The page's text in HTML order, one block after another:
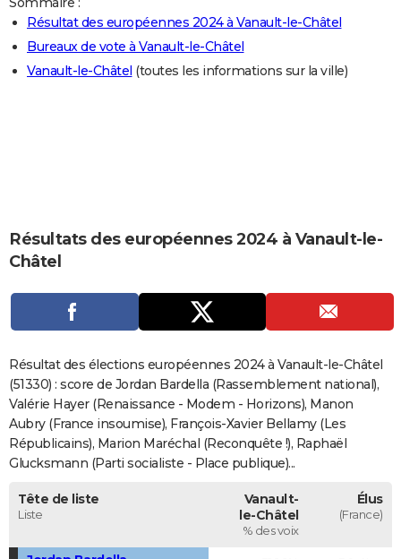
Guides de France
Escapades
Patrimoine
Expositions
Musées
Week-end nature
LIFESTYLE
Art de vivre
Bien-être
Loisirs
Mode
Modes de vie
CARTE DE VOEUX
Carte de Noël
Carte Bonne année
Carte Saint-Valentin
Carte Pâques
Carte d'anniversaire
Dictionnaire
Biographies
Expressions
Proverbes
PROGRAMME TV
S'inscrire
Se connecter
Lycées
Collèges
Primaires
Universités
Entreprises
Service militaire
Avis de recherche
AVIS DE DÉCÈS
FORUM
Bricolage
Lifestyle
Culture
SportAuto
Television
Voyage
Cinema
Résultat des européennes 2024 à Vanault-le-Châtel
Bureaux de vote à Vanault-le-Châtel
Vanault-le-Châtel (toutes les informations sur la ville)
Résultats des européennes 2024 à Vanault-le-
Châtel
Résultat des élections européennes 2024 à Vanault-le-Châtel
(51330) : score de Jordan Bardella (Rassemblement national),
Valérie Hayer (Renaissance - Modem - Horizons), Manon
Aubry (France insoumise), François-Xavier Bellamy (Les
Républicains), Marion Maréchal (Reconquête !), Raphaël
Glucksmann (Parti socialiste - Place publique)...
Tête de liste
Liste
Vanault-
le-Châtel
% des voix
Élus
(France)